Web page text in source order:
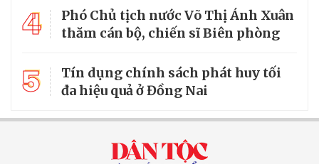
4
Phó Chủ tịch nước Võ Thị Ánh Xuân
thăm cán bộ, chiến sĩ Biên phòng
5
Tín dụng chính sách phát huy tối
đa hiệu quả ở Đồng Nai